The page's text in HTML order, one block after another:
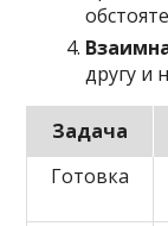
другу и
Задача
Готовка